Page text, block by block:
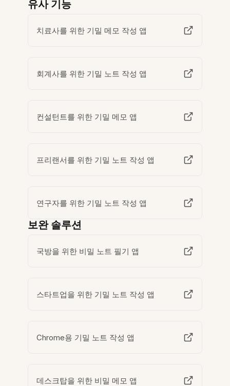
유사 기능
치료사를 위한 기밀 메모 작성 앱
회계사를 위한 기밀 노트 작성 앱
컨설턴트를 위한 기밀 메모 앱
프리랜서를 위한 기밀 노트 작성 앱
연구자를 위한 기밀 노트 작성 앱
보완 솔루션
국방을 위한 비밀 노트 필기 앱
스타트업을 위한 기밀 노트 작성 앱
Chrome용 기밀 노트 작성 앱
데스크탑을 위한 비밀 메모 앱